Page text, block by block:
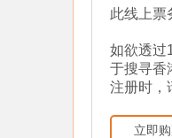
此线上票
如欲透过
于搜寻香
注册时，
立即